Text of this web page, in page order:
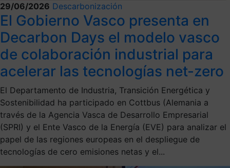
29/06/2026 Descarbonización
El Gobierno Vasco presenta en
Decarbon Days el modelo vasco
de colaboración industrial para
acelerar las tecnologías net-zero
El Departamento de Industria, Transición Energética y
Sostenibilidad ha participado en Cottbus (Alemania a
través de la Agencia Vasca de Desarrollo Empresarial
(SPRI) y el Ente Vasco de la Energía (EVE) para analizar el
papel de las regiones europeas en el despliegue de
tecnologías de cero emisiones netas y el...